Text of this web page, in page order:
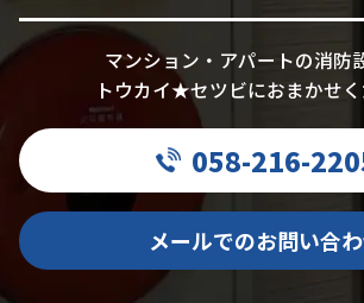
マンション・アパートの消防
トウカイ★セツビにおまかせく
058-216-
メールでのお問い合